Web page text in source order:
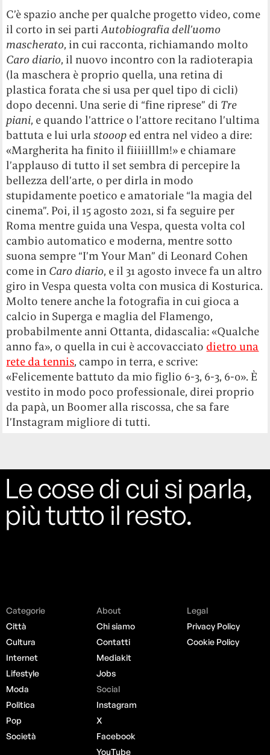
C’è spazio anche per qualche progetto video, come
il corto in sei partiAutobiografia dell’uomo
mascherato, in cui racconta, richiamando molto
Caro diario, il nuovo incontro con la radioterapia
(la maschera è proprio quella, una retina di
plastica forata che si usa per quel tipo di cicli)
dopo decenni. Una serie di “fine riprese” di Tre
piani, e quando l’attrice o l’attore recitano l’ultima
battuta e lui urlastooop ed entra nel video a dire:
«Margherita ha finito il fiiiiilllm!» e chiamare
l’applauso di tutto il set sembra di percepire la
bellezza dell’arte, o per dirla in modo
stupidamente poetico e amatoriale “la magia del
cinema”. Poi, il 15 agosto 2021, si fa seguire per
Roma mentre guida una Vespa, questa volta col
cambio automatico e moderna, mentre sotto
suona sempre “I’m Your Man” di Leonard Cohen
come in Caro diario, e il 31 agosto invece fa un altro
giro in Vespa questa volta con musica di Kosturica.
Molto tenere anche la fotografia in cui gioca a
calcio in Superga e maglia del Flamengo,
probabilmente anni Ottanta, didascalia: «Qualche
anno fa», o quella in cui è accovacciato dietro una
rete da tennis, campo in terra, e scrive:
«Felicemente battuto da mio figlio 6-3, 6-3, 6-0». È
vestito in modo poco professionale, direi proprio
da papà, un Boomer alla riscossa, che sa fare
l’Instagram migliore di tutti.
Le cose di cui si parla,
più tutto il resto.
Categorie
Città
Cultura
Internet
Lifestyle
Moda
Politica
Pop
Società
About
Chi siamo
Contatti
Mediakit
Jobs
Social
Instagram
X
Facebook
YouTube
Legal
Privacy Policy
Cookie Policy